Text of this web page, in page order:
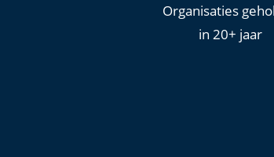
Organisaties
in 20+ jaar